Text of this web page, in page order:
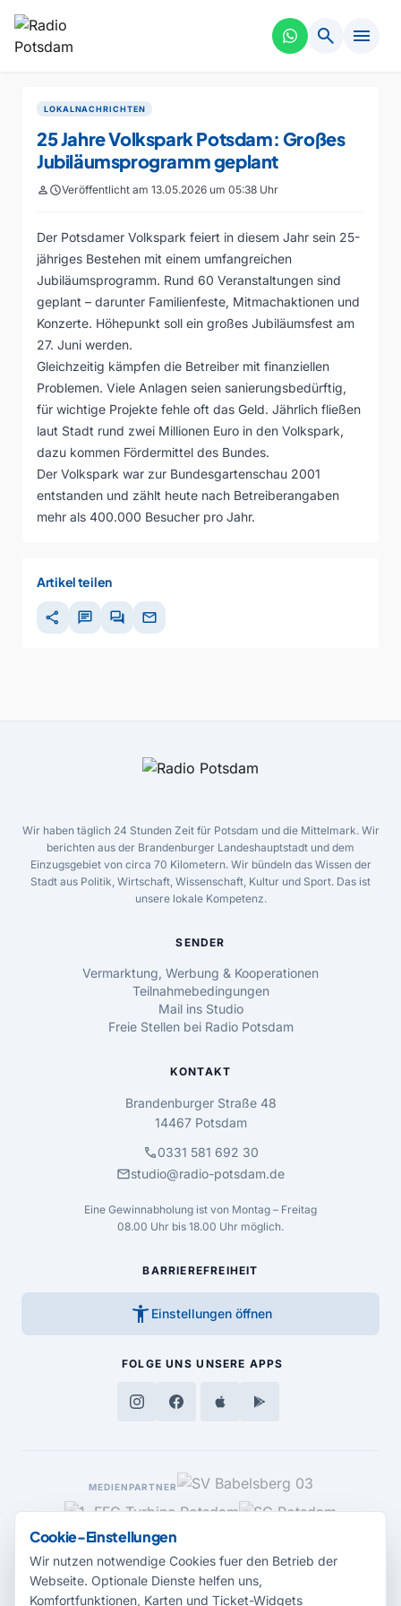
search menu
LOKALNACHRICHTEN
25 Jahre Volkspark Potsdam: Großes
Jubiläumsprogramm geplant
personscheduleVeröffentlicht am 13.05.2026 um 05:38 Uhr
Der Potsdamer Volkspark feiert in diesem Jahr sein 25-
jähriges Bestehen mit einem umfangreichen
Jubiläumsprogramm. Rund 60 Veranstaltungen sind
geplant – darunter Familienfeste, Mitmachaktionen und
Konzerte. Höhepunkt soll ein großes Jubiläumsfest am
27. Juni werden.
Gleichzeitig kämpfen die Betreiber mit finanziellen
Problemen. Viele Anlagen seien sanierungsbedürftig,
für wichtige Projekte fehle oft das Geld. Jährlich fließen
laut Stadt rund zwei Millionen Euro in den Volkspark,
dazu kommen Fördermittel des Bundes.
Der Volkspark war zur Bundesgartenschau 2001
entstanden und zählt heute nach Betreiberangaben
mehr als 400.000 Besucher pro Jahr.
Artikel teilen
share chat forum mail
Wir haben täglich 24 Stunden Zeit für Potsdam und die Mittelmark. Wir
berichten aus der Brandenburger Landeshauptstadt und dem
Einzugsgebiet von circa 70 Kilometern. Wir bündeln das Wissen der
Stadt aus Politik, Wirtschaft, Wissenschaft, Kultur und Sport. Das ist
unsere lokale Kompetenz.
SENDER
Vermarktung, Werbung & Kooperationen
Teilnahmebedingungen
Mail ins Studio
Freie Stellen bei Radio Potsdam
KONTAKT
Brandenburger Straße 48
14467 Potsdam
call0331 581 692 30
mailstudio@radio-potsdam.de
Eine Gewinnabholung ist von Montag – Freitag
08.00 Uhr bis 18.00 Uhr möglich.
BARRIEREFREIHEIT
accessibility_new Einstellungen öffnen
FOLGE UNS UNSERE APPS
MEDIENPARTNER
Cookie-Einstellungen
Wir nutzen notwendige Cookies fuer den Betrieb der
Webseite. Optionale Dienste helfen uns,
Komfortfunktionen, Karten und Ticket-Widgets